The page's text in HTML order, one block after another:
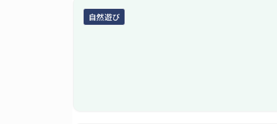
自然遊び